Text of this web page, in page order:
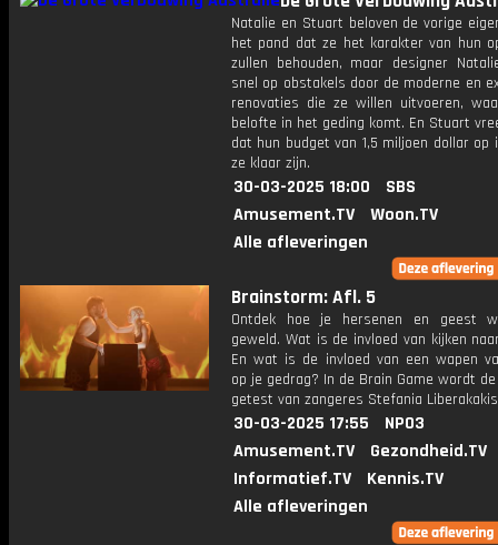
Natalie en Stuart beloven de vorige
het pand dat ze het karakter van hun
zullen behouden, maar designer
snel op obstakels door de moderne en
renovaties die ze willen uitvoeren,
belofte in het geding komt. En Stuart
dat hun budget van 1,5 miljoen dollar op
ze klaar zijn.
30-03-2025 18:00
SBS
Amusement.TV
Woon.TV
Alle afleveringen
Brainstorm: Afl. 5
Ontdek hoe je hersenen en geest
geweld. Wat is de invloed van kijken
En wat is de invloed van een wapen
op je gedrag? In de Brain Game wordt
getest van zangeres Stefania
30-03-2025 17:55
NPO3
Amusement.TV
Gezondheid.TV
Informatief.TV
Kennis.TV
Alle afleveringen